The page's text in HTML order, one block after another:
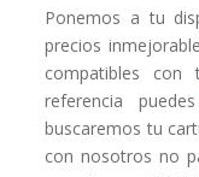
Ponemos a tu
precios
compatibles con
referencia puedes
buscaremos tu
con nosotros no